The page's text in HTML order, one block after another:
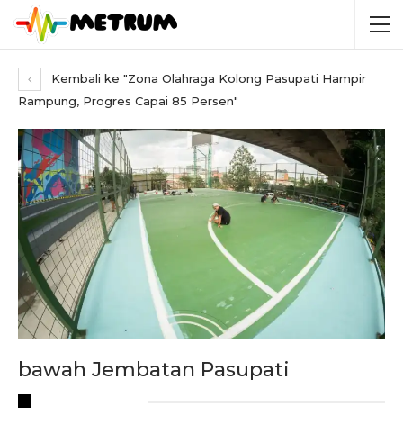
Kembali ke "Zona Olahraga Kolong Pasupati Hampir
Rampung, Progres Capai 85 Persen"
bawah Jembatan Pasupati